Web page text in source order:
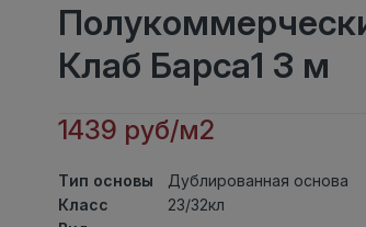
Клаб Барса1 3 м
1439 руб/м2
Тип основы
Дублированная основа
Класс
23/32кл